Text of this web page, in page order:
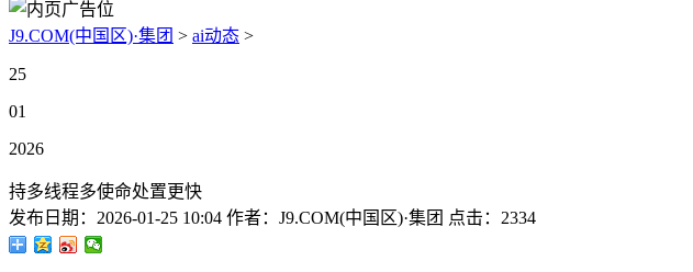
J9.COM(中国区)·集团 > ai动态 >
25
01
2026
持多线程多使命处置更快
发布日期： 2026-01-25 10:04 作者： J9.COM(中国区)·集团 点击： 2334